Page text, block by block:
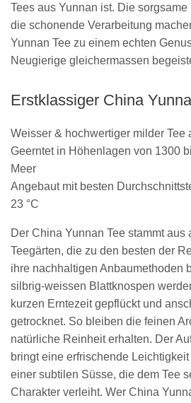
Tees aus Yunnan ist. Die
die schonende Verarbeitung
Yunnan Tee zu einem echten
Neugierige gleichermassen
Erstklassiger China
Weisser & hochwertiger milder Tee
Geerntet in Höhenlagen von 1300
Meer
Angebaut mit besten
23 °C
Der China Yunnan Tee stammt aus
Teegärten, die zu den besten der
ihre nachhaltigen Anbaumethoden
silbrig-weissen Blattknospen
kurzen Erntezeit gepflückt und
getrocknet. So bleiben die feinen
natürliche Reinheit erhalten. Der
bringt eine erfrischende
einer subtilen Süsse, die dem Tee
Charakter verleiht. Wer China